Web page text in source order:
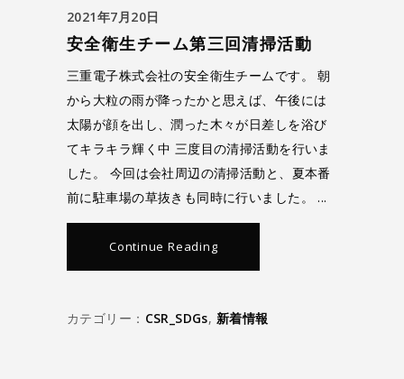
2021年7月20日
安全衛生チーム第三回清掃活動
三重電子株式会社の安全衛生チームです。 朝
から大粒の雨が降ったかと思えば、午後には
太陽が顔を出し、潤った木々が日差しを浴び
てキラキラ輝く中 三度目の清掃活動を行いま
した。 今回は会社周辺の清掃活動と、夏本番
前に駐車場の草抜きも同時に行いました。
Continue Reading
カテゴリー： CSR_SDGs, 新着情報